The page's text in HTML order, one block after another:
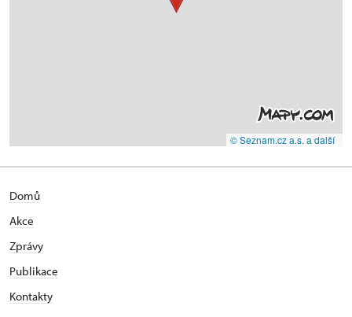
© Seznam.cz a.s. a další
Domů
Akce
Zprávy
Publikace
Kontakty